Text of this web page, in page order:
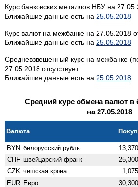
Курс банковских металлов НБУ на
Ближайшие данные есть на 25.05.2018
Курс валют на межбанке на 27.05.2018
Ближайшие данные есть на 25.05.2018
Средневзвешенный курс на межбанке
27.05.2018 отсутствует
Ближайшие данные есть на 25.05.2018
Средний курс обмена валют в
на 27.05.2018
Валюта
BYN белорусский рубль
CHF швейцарский франк
CZK чешская крона
EUR Евро